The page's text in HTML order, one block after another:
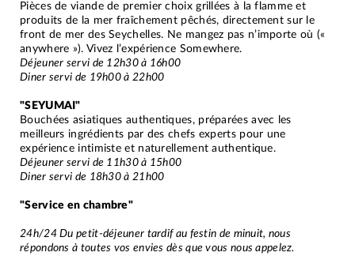
Pièces de viande de premier choix grillées à la flamme et
produits de la mer fraîchement pêchés, directement sur le
front de mer des Seychelles. Ne mangez pas n’importe où («
anywhere »). Vivez l’expérience Somewhere.
Déjeuner servi de 12h30 à 16h00
Diner servi de 19h00 à 22h00
"SEYUMAI"
Bouchées asiatiques authentiques, préparées avec les
meilleurs ingrédients par des chefs experts pour une
expérience intimiste et naturellement authentique.
Déjeuner servi de 11h30 à 15h00
Diner servi de 18h30 à 21h00
"Service en chambre"
24h/24 Du petit-déjeuner tardif au festin de minuit, nous
répondons à toutes vos envies dès que vous nous appelez.